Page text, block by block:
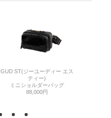
GUD ST(ジーユーディー エス
ティー)
ミニショルダーバッグ
88,000円